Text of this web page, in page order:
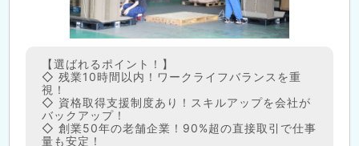
【選ばれるポイント！】
◇ 残業10時間以内！ワークライフバランスを重
視！
◇ 資格取得支援制度あり！スキルアップを会社が
バックアップ！
◇ 創業50年の老舗企業！90%超の直接取引で仕事
量も安定！